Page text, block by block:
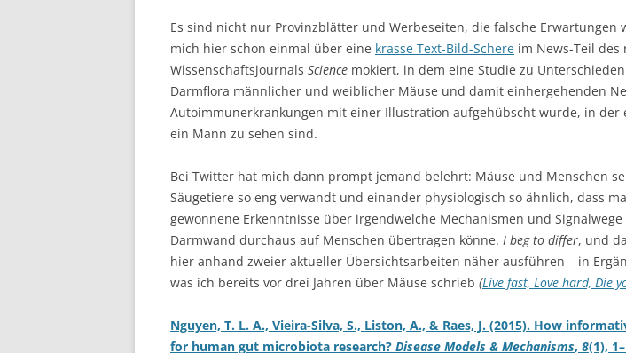
Es sind nicht nur Provinzblätter und Werbeseiten, die falsche Erwartungen
mich hier schon einmal über eine krasse Text-Bild-Schere im News-Teil
Wissenschaftsjournals Science mokiert, in dem eine Studie zu
Darmflora männlicher und weiblicher Mäuse und damit einhergehenden
Autoimmunerkrankungen mit einer Illustration aufgehübscht wurde, in der
ein Mann zu sehen sind.
Bei Twitter hat mich dann prompt jemand belehrt: Mäuse und Menschen
Säugetiere so eng verwandt und einander physiologisch so ähnlich, dass
gewonnene Erkenntnisse über irgendwelche Mechanismen und
Darmwand durchaus auf Menschen übertragen könne. I beg to differ, und
hier anhand zweier aktueller Übersichtsarbeiten näher ausführen – in
was ich bereits vor drei Jahren über Mäuse schrieb (Live fast, Love hard, Die
Nguyen, T. L. A., Vieira-Silva, S., Liston, A., & Raes, J. (2015). How
for human gut microbiota research? Disease Models & Mechanisms, 8(1),